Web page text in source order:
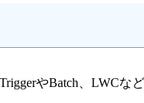
やBatch、LWC